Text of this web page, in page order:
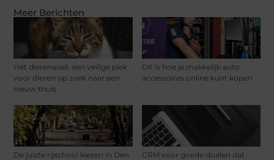
Meer Berichten
Het dierenasiel: een veilige plek
voor dieren op zoek naar een
nieuw thuis
Dit is hoe je makkelijk auto
accessoires online kunt kopen
De juiste rijschool kiezen in Den
CRM voor goede doelen dat